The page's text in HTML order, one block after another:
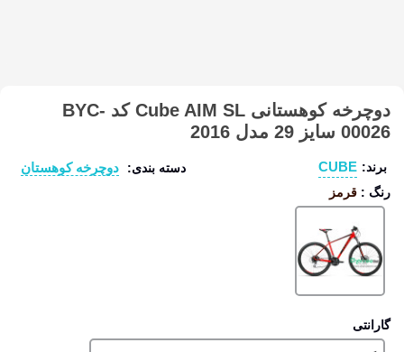
دوچرخه کوهستانی Cube AIM SL کد BYC-
00026 سایز 29 مدل 2016
برند: CUBE دسته بندی: دوچرخه کوهستان
رنگ : قرمز
گارانتی